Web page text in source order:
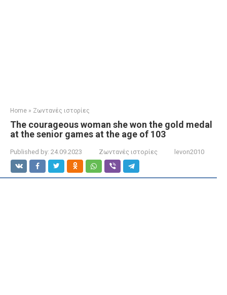
Home » Ζωντανές ιστορίες
The courageous woman she won the gold medal
at the senior games at the age of 103
Published by: 24.09.2023 Ζωντανές ιστορίες levon2010